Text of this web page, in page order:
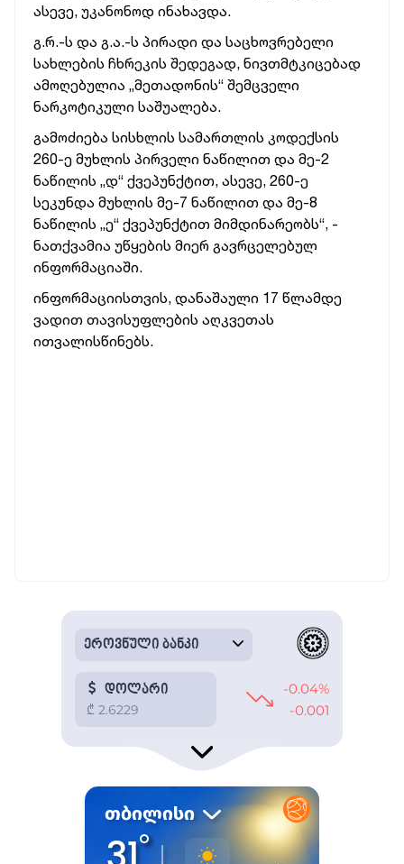
ასევე, უკანონოდ ინახავდა.
გ.რ.-ს და გ.ა.-ს პირადი და საცხოვრებელი
სახლების ჩხრეკის შედეგად, ნივთმტკიცებად
ამოღებულია „მეთადონის“ შემცველი
ნარკოტიკული საშუალება.
გამოძიება სისხლის სამართლის კოდექსის
260-ე მუხლის პირველი ნაწილით და მე-2
ნაწილის „დ“ ქვეპუნქტით, ასევე, 260-ე
სეკუნდა მუხლის მე-7 ნაწილით და მე-8
ნაწილის „ე“ ქვეპუნქტით მიმდინარეობს“, -
ნათქვამია უწყების მიერ გავრცელებულ
ინფორმაციაში.
ინფორმაციისთვის, დანაშაული 17 წლამდე
ვადით თავისუფლების აღკვეთას
ითვალისწინებს.